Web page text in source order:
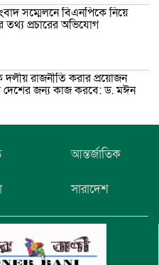
সম্মেলনে বিএনপিকে নিয়ে
তথ্য প্রচারের অভিযোগ
দলীয় রাজনীতি করার প্রয়োজন
দেশের জন্য কাজ করবে: ড. মঈন
তিনদিন পর মাইক্রোবাস চালকের
৮১তম বার্ষিক ক্রীড়া
আন্তর্জাতিক
সারাদেশ